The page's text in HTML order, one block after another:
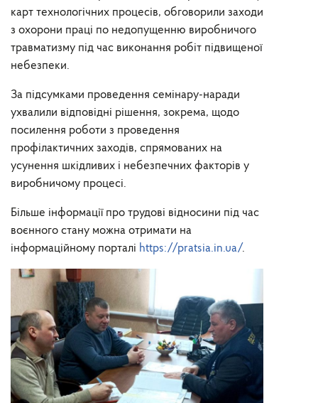
карт технологічних процесів, обговорили заходи
з охорони праці по недопущенню виробничого
травматизму під час виконання робіт підвищеної
небезпеки.
За підсумками проведення семінару-наради
ухвалили відповідні рішення, зокрема, щодо
посилення роботи з проведення
профілактичних заходів, спрямованих на
усунення шкідливих і небезпечних факторів у
виробничому процесі.
Більше інформації про трудові відносини під час
воєнного стану можна отримати на
інформаційному порталі https://pratsia.in.ua/.